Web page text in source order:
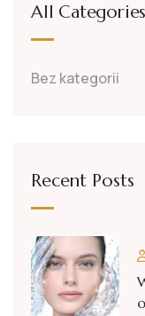
All Categories
Bez kategorii
Recent Posts